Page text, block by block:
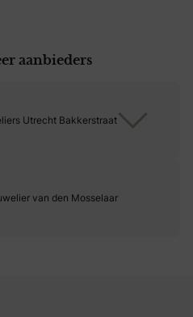
perfect passen bij jullie stijl én
samen jullie mooiste trouw-
aanbieders
van den Mosselaar
Utrecht Bakkerstraat